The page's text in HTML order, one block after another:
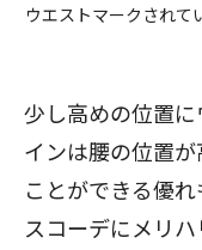
ウエストマークされ
少し高めの位置
インは腰の位置
ことができる優
スコーデにメリ